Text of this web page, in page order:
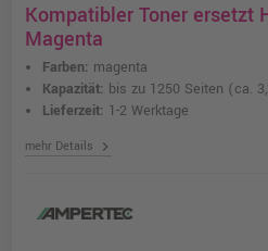
Kompatibler Toner ersetzt
Magenta
Farben: magenta
Kapazität: bis zu 1250 Seiten (ca.
Lieferzeit: 1-2 Werktage
mehr Details chevron_right